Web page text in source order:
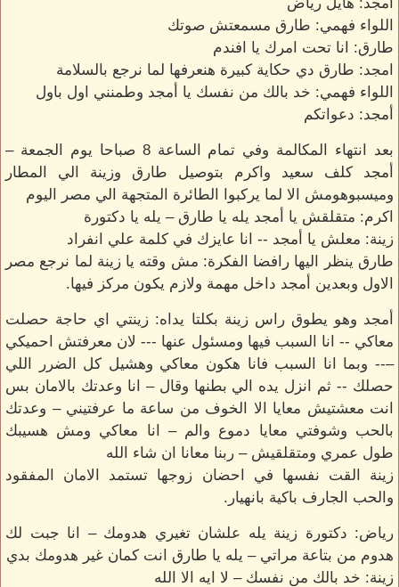
اللواء فهمي: طارق مسمعتش صوتك
طارق: انا تحت امرك يا افندم
امجد: طارق دي حكاية كبيرة هنعرفها لما نرجع بالسلامة
اللواء فهمي: خد بالك من نفسك يا أمجد وطمنني اول باول
أمجد: دعواتكم
بعد انتهاء المكالمة وفي تمام الساعة 8 صباحا يوم الجمعة –
أمجد كلف سعيد واكرم بتوصيل طارق وزينة الي المطار
وميسبوهومش الا لما يركبوا الطائرة المتجهة الي مصر اليوم
اكرم: متقلقش يا أمجد يله يا طارق – يله يا دكتورة
زينة: معلش يا أمجد -- انا عايزك في كلمة علي انفراد
طارق ينظر اليها رافضا الفكرة: مش وقته يا زينة لما نرجع مصر
الاول وبعدين أمجد داخل مهمة ولازم يكون مركز فيها.
أمجد وهو يطوق راس زينة بكلتا يداه: زينتي اي حاجة حصلت
معاكي -- انا السبب فيها ومسئول عنها --- لان معرفتش احميكي
–-- وبما انا السبب فانا هكون معاكي وهشيل كل الضرر اللي
حصلك -- ثم انزل يده الي بطنها وقال – انا وعدتك بالامان بس
انت معشتيش معايا الا الخوف من ساعة ما عرفتيني – وعدتك
بالحب وشوفتي معايا دموع والم – انا معاكي ومش هسيبك
طول عمري ومتقلقيش – ربنا معانا ان شاء الله
زينة القت نفسها في احضان زوجها تستمد الامان المفقود
والحب الجارف باكية بانهيار.
رياض: دكتورة زينة يله علشان تغيري هدومك – انا جبت لك
هدوم من بتاعة مراتي – يله يا طارق انت كمان غير هدومك بدي
زينة: خد بالك من نفسك – لا ايه الا الله